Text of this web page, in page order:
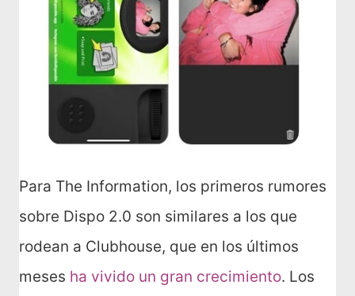
Para The Information, los primeros rumores
sobre Dispo 2.0 son similares a los que
rodean a Clubhouse, que en los últimos
meses ha vivido un gran crecimiento. Los